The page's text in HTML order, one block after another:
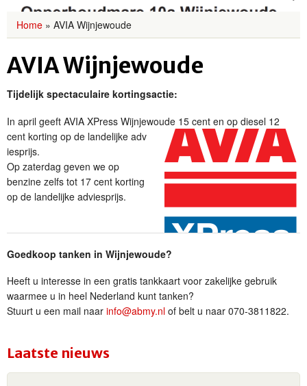
Home » AVIA Wijnjewoude
AVIA Wijnjewoude
Tijdelijk spectaculaire kortingsactie:
In april geeft AVIA XPress Wijnjewoude 15 cent en op diesel 12
cent korting op de landelijke adv
iesprijs.
Op zaterdag geven we op
benzine zelfs tot 17 cent korting
op de landelijke adviesprijs.
Goedkoop tanken in Wijnjewoude?
Heeft u interesse in een gratis tankkaart voor zakelijke gebruik
waarmee u in heel Nederland kunt tanken?
Stuurt u een mail naar info@abmy.nl of belt u naar 070-3811822.
Laatste nieuws